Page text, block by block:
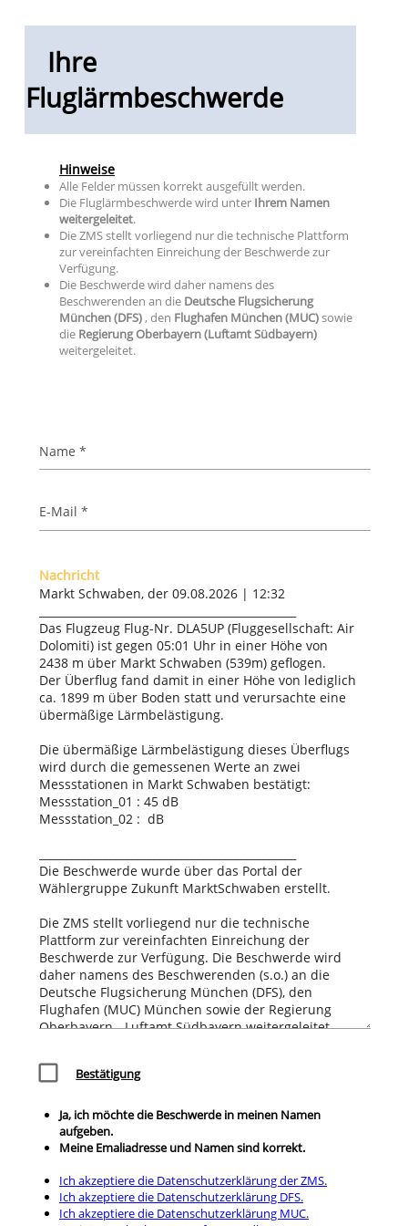
Ihre
Fluglärmbeschwerde
Hinweise
Alle Felder müssen korrekt ausgefüllt werden.
Die Fluglärmbeschwerde wird unter Ihrem Namen
weitergeleitet.
Die ZMS stellt vorliegend nur die technische Plattform
zur vereinfachten Einreichung der Beschwerde zur
Verfügung.
Die Beschwerde wird daher namens des
Beschwerenden an die Deutsche Flugsicherung
München (DFS), den Flughafen München (MUC)sowie
die Regierung Oberbayern (Luftamt Südbayern)
weitergeleitet.
Name *
E-Mail *
Nachricht
check_box_outline_blank Bestätigung
Ja, ich möchte die Beschwerde in meinen Namen
aufgeben.
Meine Emaliadresse und Namen sind korrekt.
Ich akzeptiere die Datenschutzerklärung der ZMS.
Ich akzeptiere die Datenschutzerklärung DFS.
Ich akzeptiere die Datenschutzerklärung MUC.